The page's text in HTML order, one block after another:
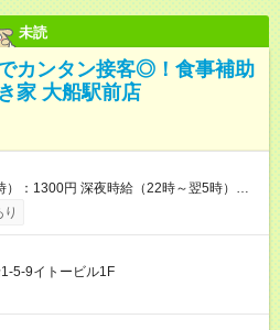
未読
カンタン接客◎！食事補助
家 大船駅前店
）：1300円 深夜時給（22時～翌5時）：
当（5：00-9：
ですが、切り上げで一ヶ月とさせてい
あり：15時間(研修中も同時給）
5-9イトービル1F